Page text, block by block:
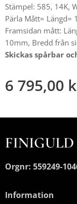
Stämpel: 585, 14K,
Pärla Mått= Längd=
Framsidan mått:
10mm, Bredd från
Skickas spårbar
6 795,00
Orgnr: 559249-
Information